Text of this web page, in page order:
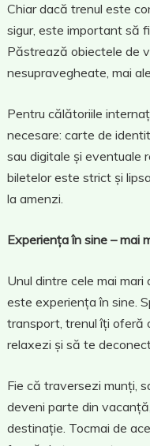
Chiar dacă trenul este
sigur, este important să
Păstrează obiectele de
nesupravegheate, mai
Pentru călătoriile
necesare: carte de
sau digitale și eventuale
biletelor este strict și
la amenzi.
Experiența în sine – mai
Unul dintre cele mai
este experiența în sine.
transport, trenul îți oferă
relaxezi și să te
Fie că traversezi munți,
deveni parte din
destinație. Tocmai de